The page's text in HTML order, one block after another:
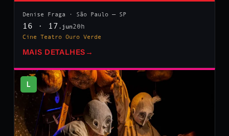
Denise Fraga · São Paulo — SP
16 · 17 .jun20h
Cine Teatro Ouro Verde
MAIS DETALHES →
L